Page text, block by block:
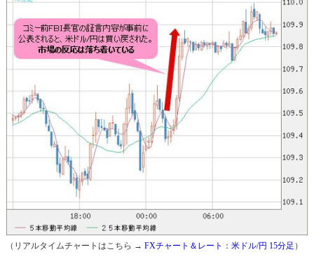
（リアルタイムチャートはこちら → FXチャート＆レート：米ドル/円 15分足 ）